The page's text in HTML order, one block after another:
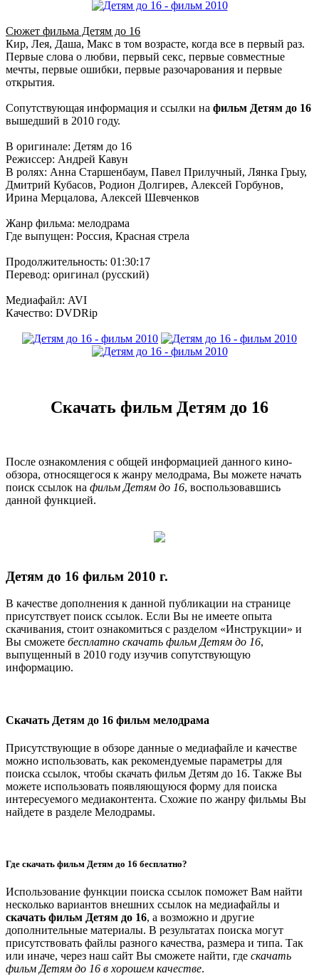
Сюжет фильма Детям до 16
Кир, Лея, Даша, Макс в том возрасте, когда все в первый раз.
Первые слова о любви, первый секс, первые совместные
мечты, первые ошибки, первые разочарования и первые
открытия.
Сопутствующая информация и ссылки на фильм Детям до 16
вышедший в 2010 году.
В оригинале: Детям до 16
Режиссер: Андрей Кавун
В ролях: Анна Старшенбаум, Павел Прилучный, Лянка Грыу,
Дмитрий Кубасов, Родион Долгирев, Алексей Горбунов,
Ирина Мерцалова, Алексей Шевченков
Жанр фильма: мелодрама
Где выпущен: Россия, Красная стрела
Продолжительность: 01:30:17
Перевод: оригинал (русский)
Медиафайл: AVI
Качество: DVDRip
Скачать фильм Детям до 16
После ознакомления с общей информацией данного кино-
обзора, относящегося к жанру мелодрама, Вы можете начать
поиск ссылок на фильм Детям до 16, воспользовавшись
данной функцией.
Детям до 16 фильм 2010 г.
В качестве дополнения к данной публикации на странице
присутствует поиск ссылок. Если Вы не имеете опыта
скачивания, стоит ознакомиться с разделом «Инструкции» и
Вы сможете бесплатно скачать фильм Детям до 16,
выпущенный в 2010 году изучив сопутствующую
информацию.
Скачать Детям до 16 фильм мелодрама
Присутствующие в обзоре данные о медиафайле и качестве
можно использовать, как рекомендуемые параметры для
поиска ссылок, чтобы скачать фильм Детям до 16. Также Вы
можете использовать появляющуюся форму для поиска
интересуемого медиаконтента. Схожие по жанру фильмы Вы
найдете в разделе Мелодрамы.
Где скачать фильм Детям до 16 бесплатно?
Использование функции поиска ссылок поможет Вам найти
несколько вариантов внешних ссылок на медиафайлы и
скачать фильм Детям до 16, а возможно и другие
дополнительные материалы. В результатах поиска могут
присутствовать файлы разного качества, размера и типа. Так
или иначе, через наш сайт Вы сможете найти, где скачать
фильм Детям до 16 в хорошем качестве.